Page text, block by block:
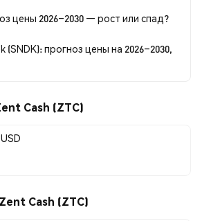
цены 2026–2030 — рост или спад?
(SNDK): прогноз цены на 2026–2030,
Cash (ZTC)
Cash (ZTC)